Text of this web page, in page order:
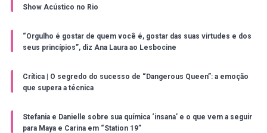
Show Acústico no Rio
“Orgulho é gostar de quem você é, gostar das suas virtudes e dos
seus princípios”, diz Ana Laura ao Lesbocine
Crítica | O segredo do sucesso de “Dangerous Queen”: a emoção
que supera a técnica
Stefania e Danielle sobre sua química ‘insana’ e o que vem a seguir
para Maya e Carina em “Station 19”